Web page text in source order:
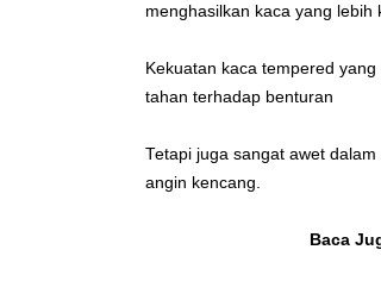
menghasilkan kaca yang lebih
Kekuatan kaca tempered
tahan terhadap benturan
Tetapi juga sangat awet
angin kencang.
Baca